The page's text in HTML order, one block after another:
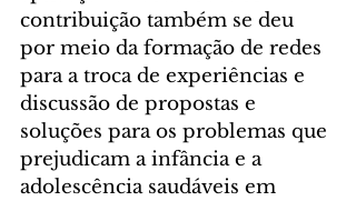
contribuição também se deu
por meio da formação de redes
para a troca de experiências e
discussão de propostas e
soluções para os problemas que
prejudicam a infância e a
adolescência saudáveis em